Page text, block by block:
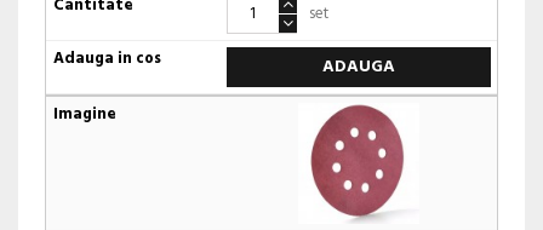
set
ADAUGA